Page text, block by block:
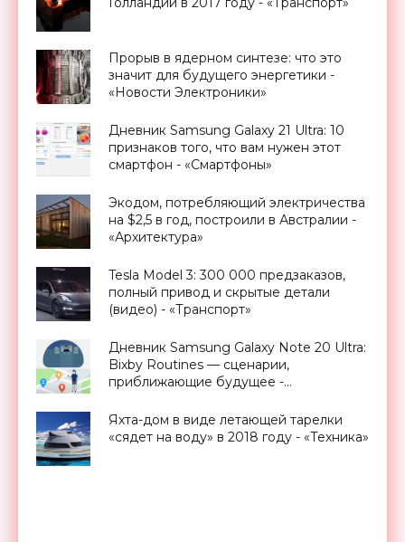
Прорыв в ядерном синтезе: что это
значит для будущего энергетики -
«Новости Электроники»
Дневник Samsung Galaxy 21 Ultra: 10
признаков того, что вам нужен этот
смартфон - «Смартфоны»
Экодом, потребляющий электричества
на $2,5 в год, построили в Австралии -
«Архитектура»
Tesla Model 3: 300 000 предзаказов,
полный привод и скрытые детали
(видео) - «Транспорт»
Дневник Samsung Galaxy Note 20 Ultra:
Bixby Routines — сценарии,
приближающие будущее -
Яхта-дом в виде летающей тарелки
«сядет на воду» в 2018 году - «Техника»